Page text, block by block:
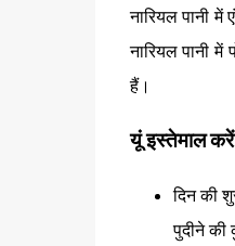
नारियल पानी
नारियल पानी
हैं।
यूं इस्तेमाल करें
दिन की
पुदीने की